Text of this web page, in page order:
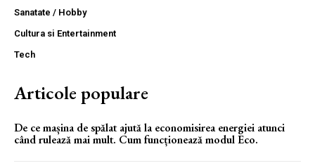
Sanatate / Hobby
Cultura si Entertainment
Tech
Articole populare
De ce mașina de spălat ajută la economisirea energiei atunci
când rulează mai mult. Cum funcționează modul Eco.